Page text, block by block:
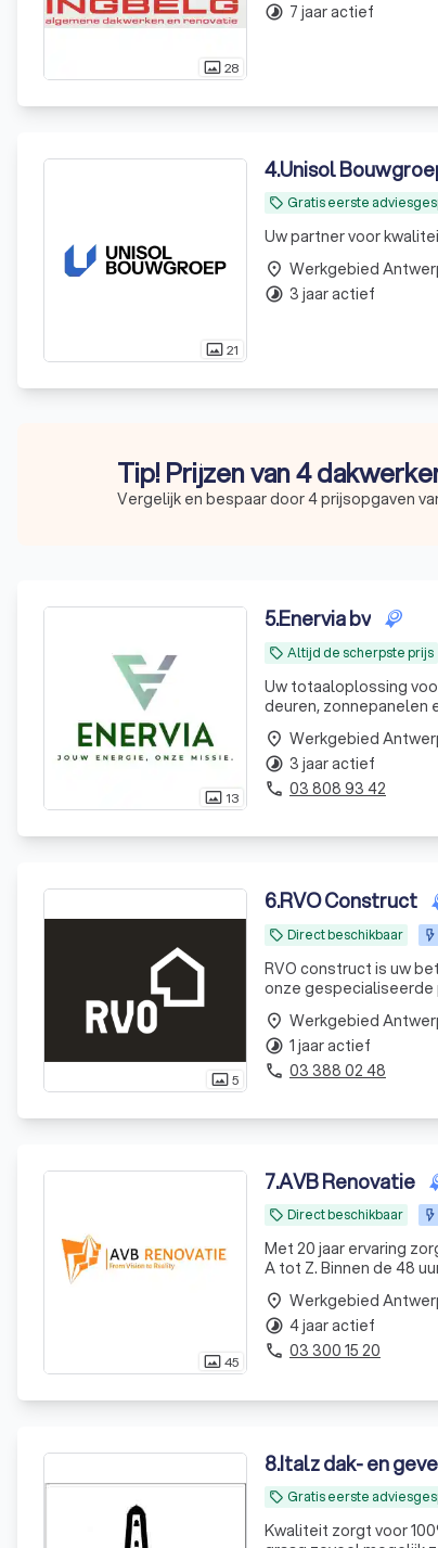
photo_size_select_actual28
timelapse 7 jaar actief
photo_size_select_actual21
4.Unisol
local_offer Gratis eerste
Uw partner voor
place Werkgebied
timelapse 3 jaar actief
Tip! Prijzen van 4
Vergelijk en bespaar door 4 prijsopgaven
photo_size_select_actual 13
5.Enervia bv
local_offer Altijd de scherpste prijs
Uw totaaloplossing
deuren, zonnepanelen
place Werkgebied
timelapse 3 jaar actief
phone 03 808 93 42
photo_size_select_actual5
6.RVO Construct
local_offer Direct beschikbaar
RVO construct is uw
onze
renovatie. Wij
waar u jaren
place Werkgebied
timelapse 1 jaar actief
phone 03 388 02 48
photo_size_select_actual45
7.AVB Renovatie
local_offer Direct beschikbaar
Met 20 jaar ervaring
A tot Z. Binnen de 48
place Werkgebied
timelapse 4 jaar actief
phone 03 300 15 20
8.Italz dak- en
local_offer Gratis eerste
Kwaliteit zorgt voor